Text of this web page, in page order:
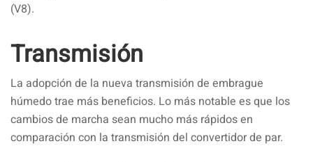
(V8).
Transmisión
La adopción de la nueva transmisión de embrague
húmedo trae más beneficios. Lo más notable es que los
cambios de marcha sean mucho más rápidos en
comparación con la transmisión del convertidor de par.